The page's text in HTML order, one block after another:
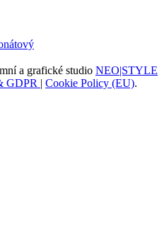
a grafické studio NEO|STYLE
GDPR | Cookie Policy (EU).